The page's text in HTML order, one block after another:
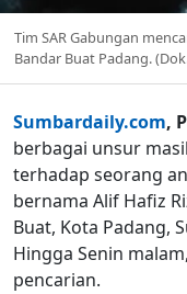
Tim SAR Gabungan
Bandar Buat Padang.
Sumbardaily.com,
berbagai unsur
terhadap seorang
bernama Alif Hafiz
Buat, Kota Padang,
Hingga Senin
pencarian.